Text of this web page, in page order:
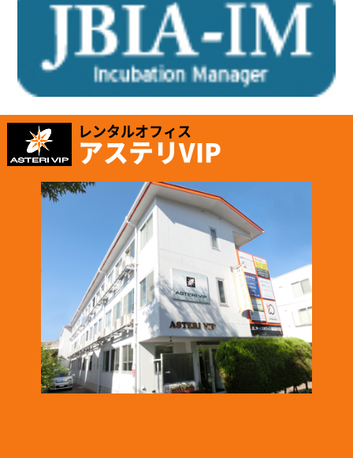
「株式会社テイコク」様のお知らせ
名古屋市ワーク・ライフ・バランス推進企業に認証されました。
https://www.teikoku-eng.co.jp/notice/9424/
2024.12.26
「株式会社NDTアドヴァンス」様のお知らせ
レンタルオフィス
アステリVIP